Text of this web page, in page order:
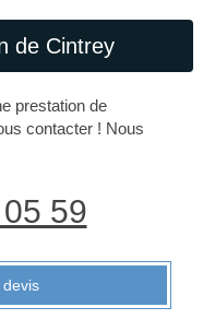
de Cintrey
prestation de
contacter ! Nous
59